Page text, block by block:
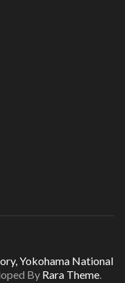
Yokohama National
By Rara Theme.